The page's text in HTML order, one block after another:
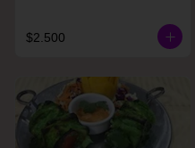
$2.500